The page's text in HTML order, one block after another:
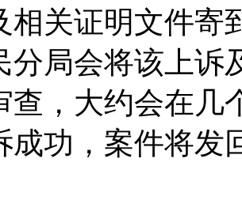
相关证明文件寄
分局会将该上诉
查，大约会在几
成功，案件将发